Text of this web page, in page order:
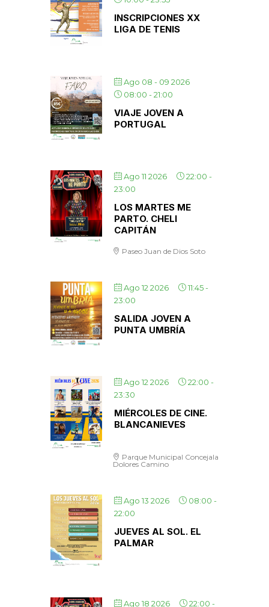
INSCRIPCIONES XX
LIGA DE TENIS
Ago 08 - 09 2026
08:00 -21:00
VIAJE JOVEN A
PORTUGAL
Ago 11 2026 22:00 -
23:00
LOS MARTES ME
PARTO. CHELI
CAPITÁN
Paseo Juan de Dios Soto
Ago 12 2026 11:45-
23:00
SALIDA JOVEN A
PUNTA UMBRÍA
Ago 12 2026 22:00 -
23:30
MIÉRCOLES DE CINE.
BLANCANIEVES
Parque Municipal Concejala
Dolores Camino
Ago 13 2026 08:00 -
22:00
JUEVES AL SOL. EL
PALMAR
Ago 18 2026 22:00 -